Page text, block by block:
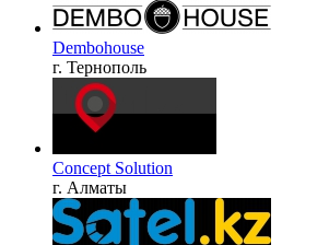
Dembohouse
г. Тернополь
Concept Solution
г. Алматы